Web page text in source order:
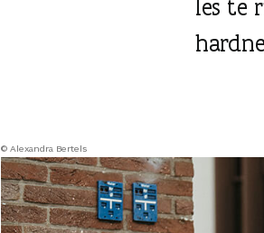
les te
© Alexandra Bertels